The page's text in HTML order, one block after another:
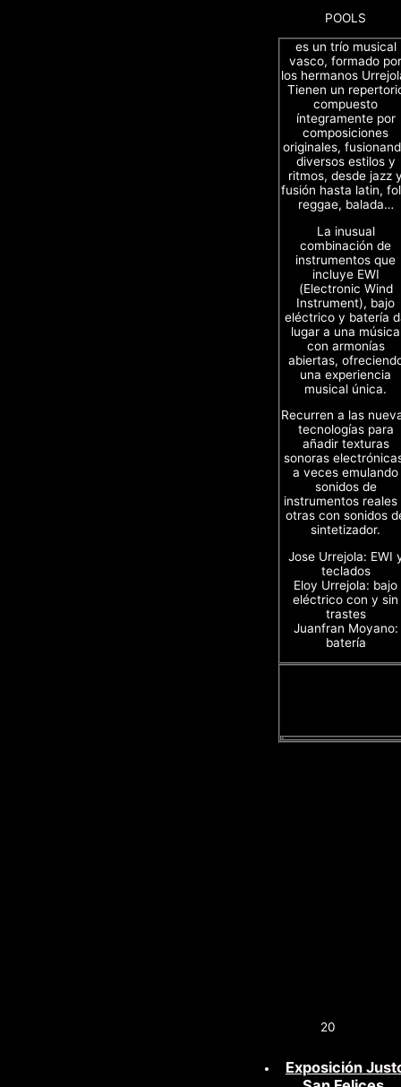
POOLS
es un trío musical
vasco, formado por
los hermanos
Tienen un
compuesto
íntegramente por
composiciones
originales,
diversos estilos y
ritmos, desde jazz
fusión hasta latin,
reggae, balada…
La inusual
combinación de
instrumentos que
incluye EWI
(Electronic Wind
Instrument), bajo
eléctrico y batería
lugar a una música
con armonías
abiertas,
una experiencia
musical única.
Recurren a las
tecnologías para
añadir texturas
sonoras
a veces emulando
sonidos de
instrumentos reales
otras con sonidos
sintetizador.
Jose Urrejola: EWI
teclados
Eloy Urrejola: bajo
eléctrico con y sin
trastes
Juanfran Moyano:
batería
20
Exposición